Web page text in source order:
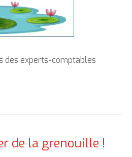
des experts-comptables
de la grenouille !